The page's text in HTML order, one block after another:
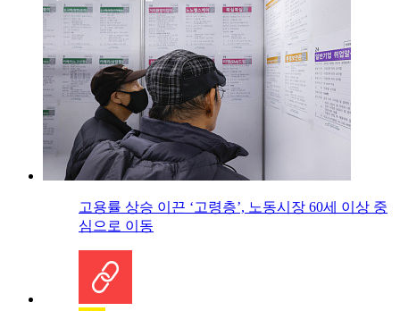
고용률 상승 이끈 ‘고령층’, 노동시장 60세 이상 중
심으로 이동